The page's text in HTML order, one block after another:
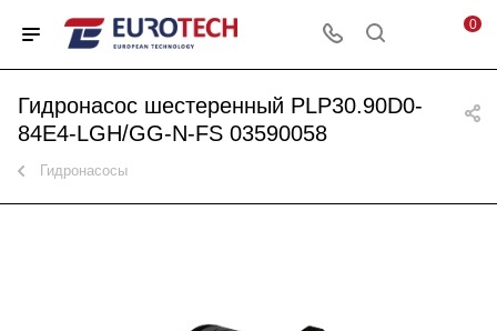
0
Гидронасос шестеренный PLP30.90D0-
84E4-LGH/GG-N-FS 03590058
Гидронасосы